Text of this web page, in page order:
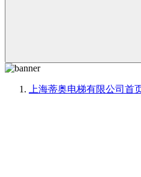
上海蒂奥电梯有限公司 首